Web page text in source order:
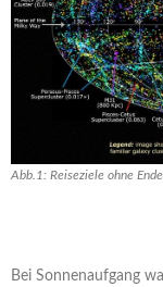
Abb.1: Reiseziele ohne
Bei Sonnenaufgang